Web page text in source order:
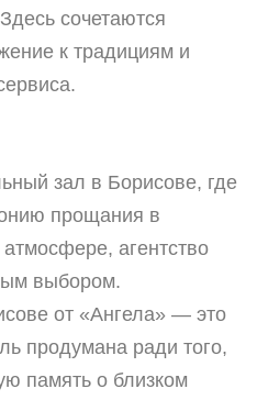
сочетаются
к традициям и
зал в Борисове, где
прощания в
агентство
выбором.
от «Ангела» — это
продумана ради того,
память о близком